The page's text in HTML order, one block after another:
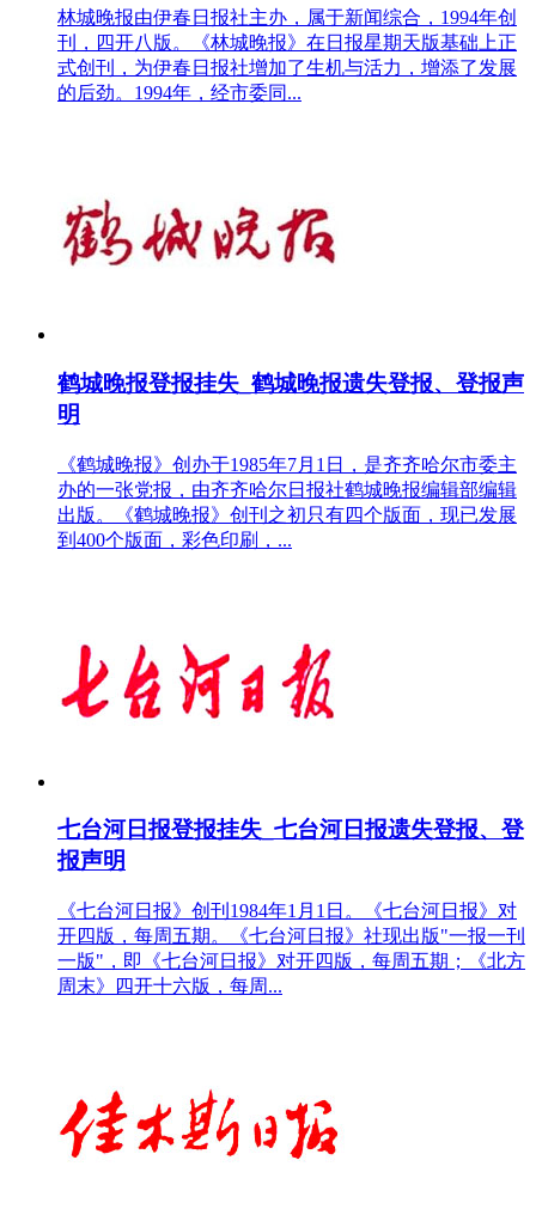
林城晚报由伊春日报社主办，属于新闻综合，1994年创
刊，四开八版。《林城晚报》在日报星期天版基础上正
式创刊，为伊春日报社增加了生机与活力，增添了发展
的后劲。1994年，经市委同...
鹤城晚报登报挂失_鹤城晚报遗失登报、登报声
明
《鹤城晚报》创办于1985年7月1日，是齐齐哈尔市委主
办的一张党报，由齐齐哈尔日报社鹤城晚报编辑部编辑
出版。《鹤城晚报》创刊之初只有四个版面，现已发展
到400个版面，彩色印刷，...
七台河日报登报挂失_七台河日报遗失登报、登
报声明
《七台河日报》创刊1984年1月1日。《七台河日报》对
开四版，每周五期。《七台河日报》社现出版"一报一刊
一版"，即《七台河日报》对开四版，每周五期；《北方
周末》四开十六版，每周...